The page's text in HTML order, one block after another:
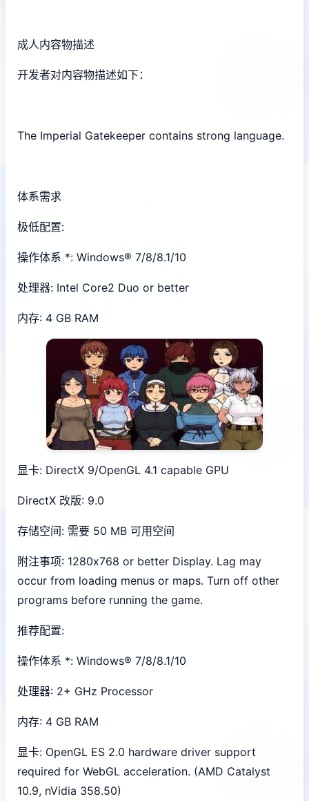
成人内容物描述
开发者对内容物描述如下：
The Imperial Gatekeeper contains strong language.
体系需求
极低配置:
操作体系 *: Windows® 7/8/8.1/10
处理器: Intel Core2 Duo or better
内存: 4 GB RAM
显卡: DirectX 9/OpenGL 4.1 capable GPU
DirectX 改版: 9.0
存储空间: 需要 50 MB 可用空间
附注事项: 1280x768 or better Display. Lag may
occur from loading menus or maps. Turn off other
programs before running the game.
推荐配置:
操作体系 *: Windows® 7/8/8.1/10
处理器: 2+ GHz Processor
内存: 4 GB RAM
显卡: OpenGL ES 2.0 hardware driver support
required for WebGL acceleration. (AMD Catalyst
10.9, nVidia 358.50)